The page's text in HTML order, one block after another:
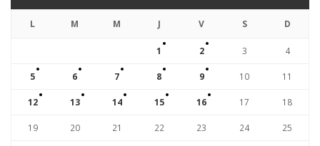
L M M J V S D
1 2 3 4
5 6 7 8 9 10 11
12 13 14 15 16 17 18
19 20 21 22 23 24 25